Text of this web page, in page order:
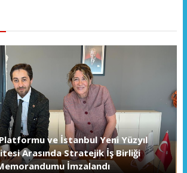
ve İstanbul Yeni Yüzyıl
Arasında Stratejik İş Birliği
İmzalandı